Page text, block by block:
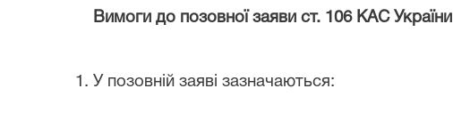
Вимоги до позовної заяви ст. 106 КАС України
1. У позовній заяві зазначаються: